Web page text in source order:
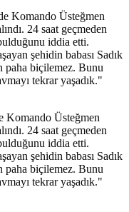
Komando Üsteğmen
24 saat geçmeden
iddia etti.
şehidin babası Sadık
biçilemez. Bunu
tekrar yaşadık."
Komando Üsteğmen
24 saat geçmeden
iddia etti.
şehidin babası Sadık
biçilemez. Bunu
tekrar yaşadık."